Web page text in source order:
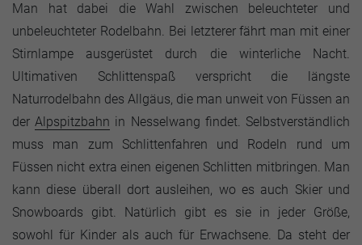
Man hat dabei die Wahl zwischen beleuchteter und
unbeleuchteter Rodelbahn. Bei letzterer fährt man mit einer
Stirnlampe ausgerüstet durch die winterliche Nacht.
Ultimativen Schlittenspaß verspricht die längste
Naturrodelbahn des Allgäus, die man unweit von Füssen an
derAlpspitzbahn in Nesselwang findet. Selbstverständlich
muss man zum Schlittenfahren und Rodeln rund um
Füssen nicht extra einen eigenen Schlitten mitbringen. Man
kann diese überall dort ausleihen, wo es auch Skier und
Snowboards gibt. Natürlich gibt es sie in jeder Größe,
sowohl für Kinder als auch für Erwachsene. Da steht der